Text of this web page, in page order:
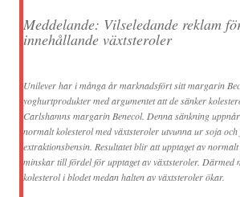
Meddelande: Vilseledande reklam
innehållande växtsteroler
Unilever har i många år marknadsfört sitt margarin
yoghurtprodukter med argumentet att de sänker
Carlshamns margarin Benecol. Denna sänkning
normalt kolesterol med växtsteroler utvunna ur soja
extraktionsbensin. Resultatet blir att upptaget av
minskar till fördel för upptaget av växtsteroler. Därmed
kolesterol i blodet medan halten av växtsteroler ökar.